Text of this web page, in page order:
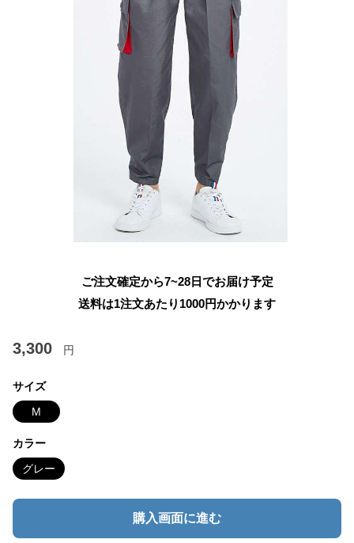
ご注文確定から7~28日でお届け予定
送料は1注文あたり 1000円かかります
3,300 円
サイズ
M
カラー
グレー
購入画面に進む